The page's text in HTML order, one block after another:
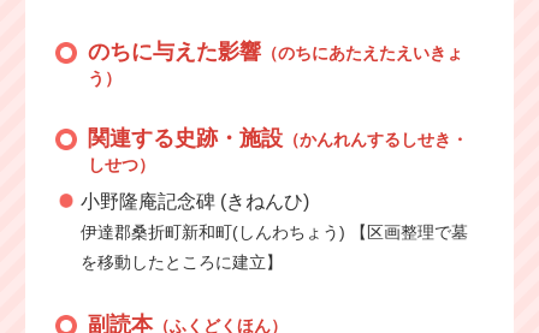
のちに与えた影響（のちにあたえたえいきょ
う）
関連する史跡・施設（かんれんするしせき・
しせつ）
小野隆庵記念碑 (きねんひ)
伊達郡桑折町新和町(しんわちょう) 【区画整理で墓
を移動したところに建立】
副読本（ふくどくほん）